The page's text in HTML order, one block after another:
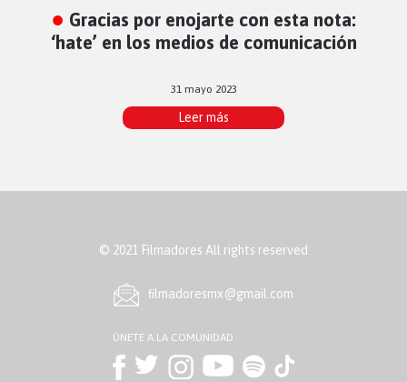
Gracias por enojarte con esta nota:
‘hate’ en los medios de comunicación
31 mayo 2023
Leer más
© 2021 Filmadores All rights reserved
ﬁlmadoresmx@gmail.com
ÚNETE A LA COMUNIDAD